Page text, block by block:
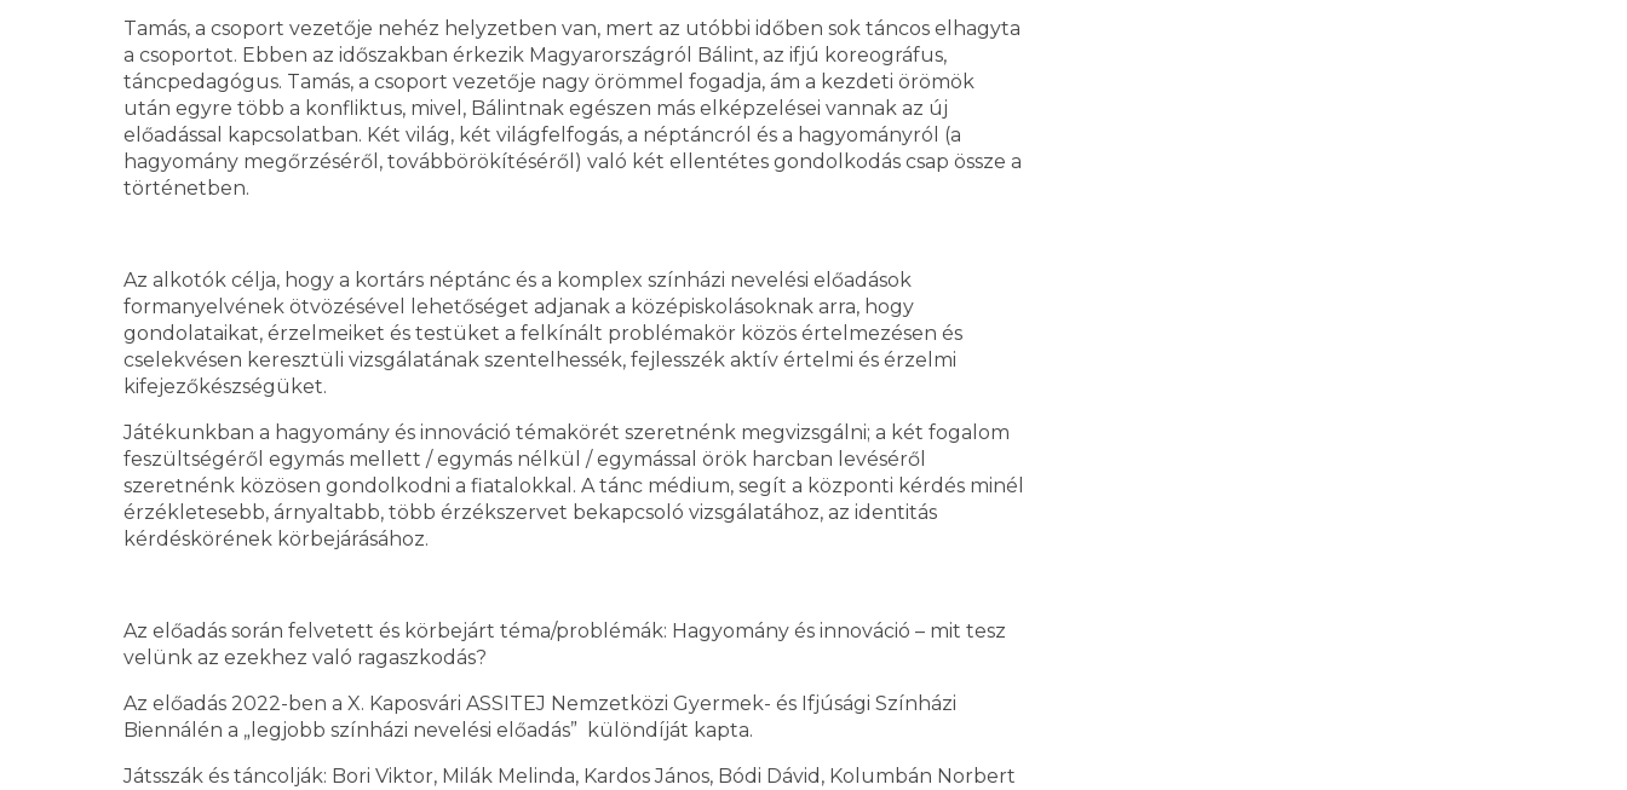
Tamás, a csoport vezetője nehéz helyzetben van, mert az utóbbi időben sok táncos elhagyta
a csoportot. Ebben az időszakban érkezik Magyarországról Bálint, az ifjú koreográfus,
táncpedagógus. Tamás, a csoport vezetője nagy örömmel fogadja, ám a kezdeti örömök
után egyre több a konfliktus, mivel, Bálintnak egészen más elképzelései vannak az új
előadással kapcsolatban. Két világ, két világfelfogás, a néptáncról és a hagyományról (a
hagyomány megőrzéséről, továbbörökítéséről) való két ellentétes gondolkodás csap össze a
történetben.
Az alkotók célja, hogy a kortárs néptánc és a komplex színházi nevelési előadások
formanyelvének ötvözésével lehetőséget adjanak a középiskolásoknak arra, hogy
gondolataikat, érzelmeiket és testüket a felkínált problémakör közös értelmezésen és
cselekvésen keresztüli vizsgálatának szentelhessék, fejlesszék aktív értelmi és érzelmi
kifejezőkészségüket.
Játékunkban a hagyomány és innováció témakörét szeretnénk megvizsgálni; a két fogalom
feszültségéről egymás mellett / egymás nélkül / egymással örök harcban levéséről
szeretnénk közösen gondolkodni a fiatalokkal. A tánc médium, segít a központi kérdés minél
érzékletesebb, árnyaltabb, több érzékszervet bekapcsoló vizsgálatához, az identitás
kérdéskörének körbejárásához.
Az előadás során felvetett és körbejárt téma/problémák: Hagyomány és innováció – mit tesz
velünk az ezekhez való ragaszkodás?
Az előadás 2022-ben a X. Kaposvári ASSITEJ Nemzetközi Gyermek- és Ifjúsági Színházi
Biennálén a „legjobb színházi nevelési előadás” különdíját kapta.
Játsszák és táncolják: Bori Viktor, Milák Melinda, Kardos János, Bódi Dávid, Kolumbán Norbert